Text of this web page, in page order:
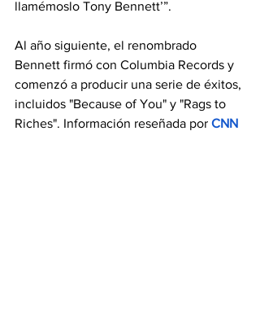
llamémoslo Tony Bennett’”.
Al año siguiente, el renombrado
Bennett firmó con Columbia Records y
comenzó a producir una serie de éxitos,
incluidos "Because of You" y "Rags to
Riches". Información reseñada por CNN